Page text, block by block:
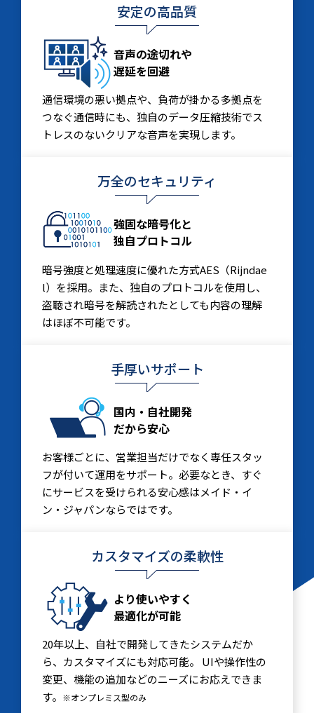
安定の高品質
音声の途切れや
遅延を回避
通信環境の悪い拠点や、負荷が掛かる多拠点を
つなぐ通信時にも、独自のデータ圧縮技術でス
トレスのないクリアな音声を実現します。
万全のセキュリティ
強固な暗号化と
独自プロトコル
暗号強度と処理速度に優れた方式AES（Rijndae
l）を採用。また、独自のプロトコルを使用し、
盗聴され暗号を解読されたとしても内容の理解
はほぼ不可能です。
手厚いサポート
国内・自社開発
だから安心
お客様ごとに、営業担当だけでなく専任スタッ
フが付いて運用をサポート。必要なとき、すぐ
にサービスを受けられる安心感はメイド・イ
ン・ジャパンならではです。
カスタマイズの柔軟性
より使いやすく
最適化が可能
20年以上、自社で開発してきたシステムだか
ら、カスタマイズにも対応可能。 UIや操作性の
変更、機能の追加などのニーズにお応えできま
す。 ※オンプレミス型のみ